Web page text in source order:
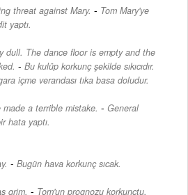
threat against Mary. - Tom Mary'ye
yaptı.
dull. The dance floor is empty and the
- Bu kulüp korkunç şekilde sıkıcıdır.
içme verandası tıka basa doludur.
a terrible mistake. - General
hata yaptı.
- Bugün hava korkunç sıcak.
grim. - Tom'un prognozu korkunçtu.